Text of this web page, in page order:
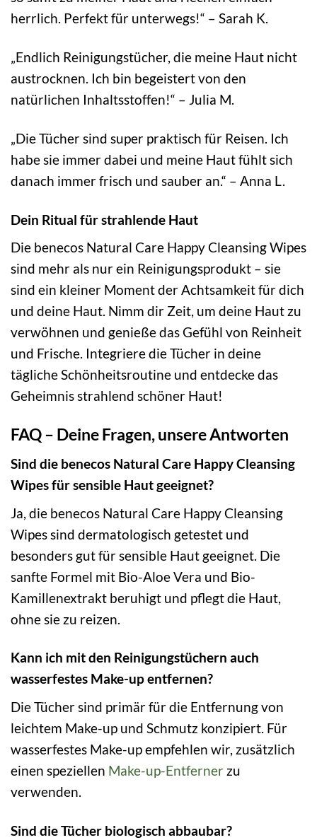
herrlich. Perfekt für unterwegs!“ – Sarah K.
„Endlich Reinigungstücher, die meine Haut nicht
austrocknen. Ich bin begeistert von den
natürlichen Inhaltsstoffen!“ – Julia M.
„Die Tücher sind super praktisch für Reisen. Ich
habe sie immer dabei und meine Haut fühlt sich
danach immer frisch und sauber an.“ – Anna L.
Dein Ritual für strahlende Haut
Die benecos Natural Care Happy Cleansing Wipes
sind mehr als nur ein Reinigungsprodukt – sie
sind ein kleiner Moment der Achtsamkeit für dich
und deine Haut. Nimm dir Zeit, um deine Haut zu
verwöhnen und genieße das Gefühl von Reinheit
und Frische. Integriere die Tücher in deine
tägliche Schönheitsroutine und entdecke das
Geheimnis strahlend schöner Haut!
FAQ – Deine Fragen, unsere Antworten
Sind die benecos Natural Care Happy Cleansing
Wipes für sensible Haut geeignet?
Ja, die benecos Natural Care Happy Cleansing
Wipes sind dermatologisch getestet und
besonders gut für sensible Haut geeignet. Die
sanfte Formel mit Bio-Aloe Vera und Bio-
Kamillenextrakt beruhigt und pflegt die Haut,
ohne sie zu reizen.
Kann ich mit den Reinigungstüchern auch
wasserfestes Make-up entfernen?
Die Tücher sind primär für die Entfernung von
leichtem Make-up und Schmutz konzipiert. Für
wasserfestes Make-up empfehlen wir, zusätzlich
einen speziellen Make-up-Entferner zu
verwenden.
Sind die Tücher biologisch abbaubar?